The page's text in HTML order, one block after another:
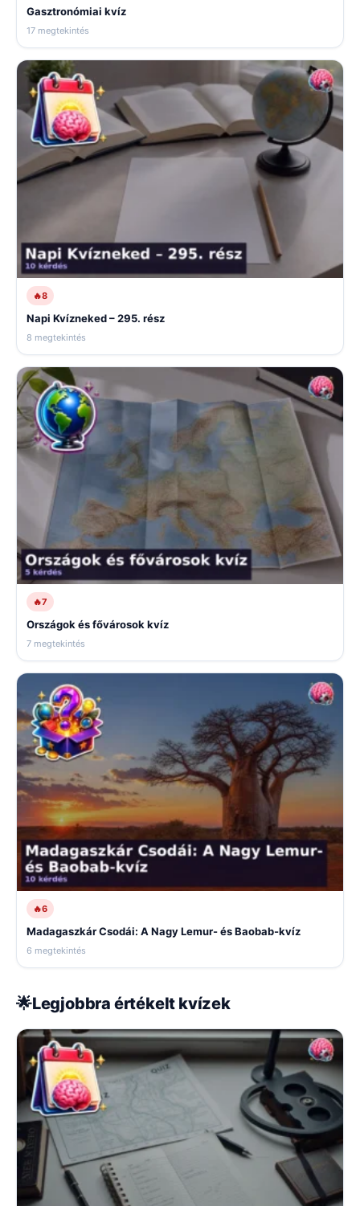
Gasztronómiai kvíz
17 megtekintés
🔥8
Napi Kvízneked – 295. rész
8 megtekintés
🔥7
Országok és fővárosok kvíz
7 megtekintés
🔥6
Madagaszkár Csodái: A Nagy Lemur- és Baobab-kvíz
6 megtekintés
🌟Legjobbra értékelt kvízek